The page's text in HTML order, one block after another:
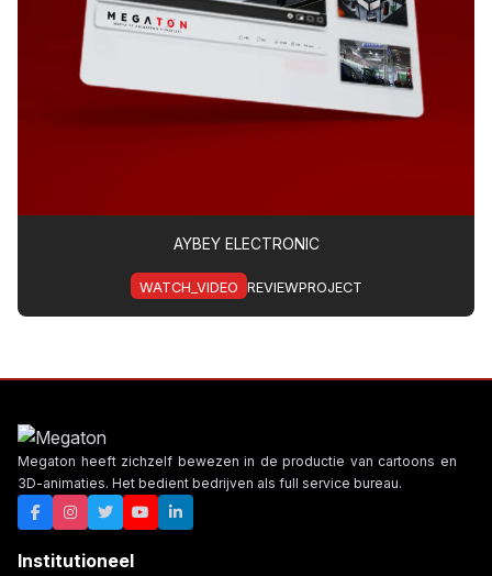
AYBEY ELECTRONIC
WATCH_VIDEO REVIEWPROJECT
Megaton heeft zichzelf bewezen in de productie van cartoons en
3D-animaties. Het bedient bedrijven als full service bureau.
Institutioneel